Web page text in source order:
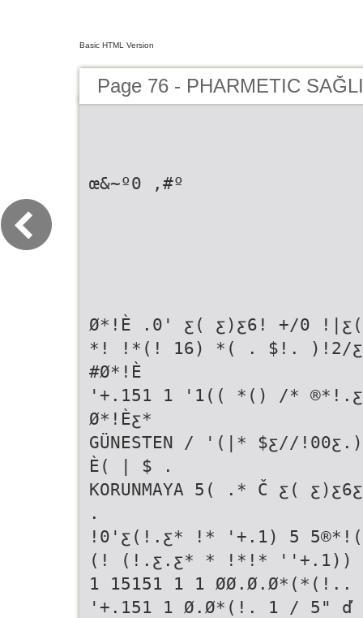
Basic HTML Version
Page 76 - PHARMETIC
œ&~º0 ,#º
Ø*!È .0' ƹ( ƹ)ƹ6! +/0
*! !*(! 16) *( . $!. )!2/
#Ø*!È
'+.151 1 '1(( *() /*
Ø*!Èƹ*
GÜNESTEN / '(|* $ƹ//
È( | $ .
KORUNMAYA 5( .* Č ƹ(
.
!0'ƹ(!.ƹ* !* '+.1) 5
(! (!.ƹ.ƹ* * !*!* ''+.1)) 5
1 15151 1 1
'+.151 1 Ø.Ø*(!. 1 / 5" ď